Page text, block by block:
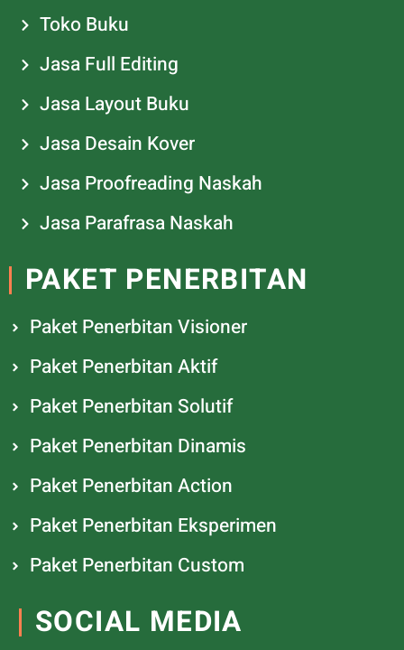
Toko Buku
Jasa Full Editing
Jasa Layout Buku
Jasa Desain Kover
Jasa Proofreading Naskah
Jasa Parafrasa Naskah
PAKET PENERBITAN
Paket Penerbitan Visioner
Paket Penerbitan Aktif
Paket Penerbitan Solutif
Paket Penerbitan Dinamis
Paket Penerbitan Action
Paket Penerbitan Eksperimen
Paket Penerbitan Custom
SOCIAL MEDIA